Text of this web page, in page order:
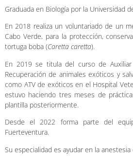
Graduada en Biología por la Universidad
En 2018 realiza un voluntariado de un
Cabo Verde, para la protección,
tortuga boba (Caretta caretta).
En 2019 se titula del curso de
Recuperación de animales exóticos y
como ATV de exóticos en el Hospital
estuvo haciendo tres meses de
plantilla posteriormente.
Desde el 2022 forma parte del
Fuerteventura.
Su especialidad es ayudar en la